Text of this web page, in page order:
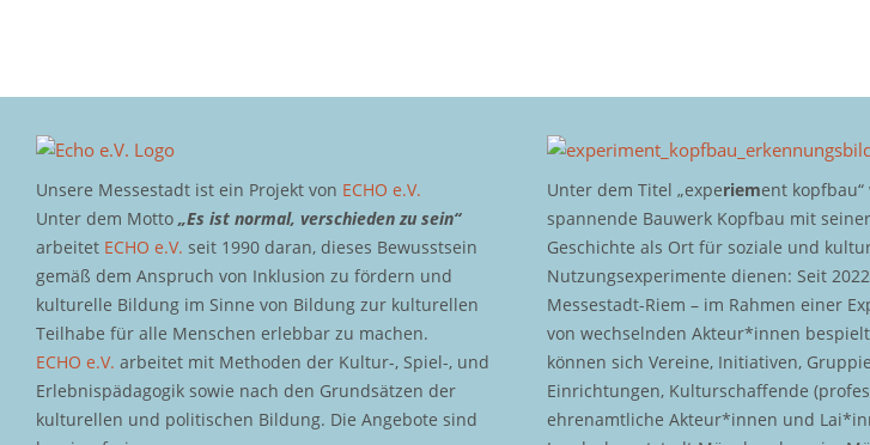
Unsere Messestadt ist ein Projekt von ECHO e.V.
Unter dem Motto „Es ist normal, verschieden zu sein“
arbeitet ECHO e.V. seit 1990 daran, dieses Bewusstsein
gemäß dem Anspruch von Inklusion zu fördern und
kulturelle Bildung im Sinne von Bildung zur kulturellen
Teilhabe für alle Menschen erlebbar zu machen.
ECHO e.V. arbeitet mit Methoden der Kultur-, Spiel-, und
Erlebnispädagogik sowie nach den Grundsätzen der
kulturellen und politischen Bildung. Die Angebote sind
Unter dem Titel „experiement
spannende Bauwerk Kopfbau mit
Geschichte als Ort für soziale und
Nutzungsexperimente dienen: Seit
Messestadt-Riem – im Rahmen einer
von wechselnden Akteur*innen
können sich Vereine, Initiativen,
Einrichtungen, Kulturschaffende
ehrenamtliche Akteur*innen und